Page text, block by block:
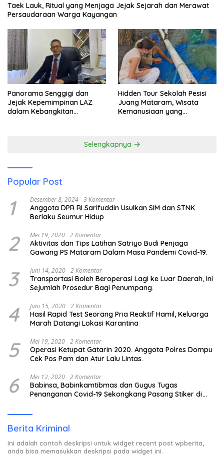
Taek Lauk, Ritual yang Menjaga Jejak Sejarah dan Merawat
Persaudaraan Warga Kayangan
Panorama Senggigi dan
Jejak Kepemimpinan LAZ
dalam Kebangkitan
Hidden Tour Sekolah Pesisi
Juang Mataram, Wisata
Kemanusiaan yang
Selengkapnya
Popular Post
1 Desember 8, 2024 3 Komentar
Anggota DPR RI Sarifuddin Usulkan SIM dan STNK
Berlaku Seumur Hidup
2 Mei 19, 2020 2 Komentar
Aktivitas dan Tips Latihan Satriyo Budi Penjaga
Gawang PS Mataram Dalam Masa Pandemi Covid-19.
3 Juni 14, 2020 2 Komentar
Transportasi Boleh Beroperasi Lagi ke Luar Daerah, Ini
Sejumlah Prosedur Bagi Penumpang.
4 Juni 15, 2020 2 Komentar
Hasil Rapid Test Seorang Pria Reaktif Hamil, Keluarga
Marah Datangi Lokasi Karantina
5 Mei 19, 2020 2 Komentar
Operasi Ketupat Gatarin 2020. Anggota Polres Dompu
Cek Pos Pam dan Atur Lalu Lintas.
6 Mei 12, 2020 2 Komentar
Babinsa, Babinkamtibmas dan Gugus Tugas
Penanganan Covid-19 Sekongkang Pasang Stiker di
Berita Kriminal
Ini adalah contoh deskripsi untuk widget recent post wpberita,
anda bisa memasukkan deskripsi pada widget ini.